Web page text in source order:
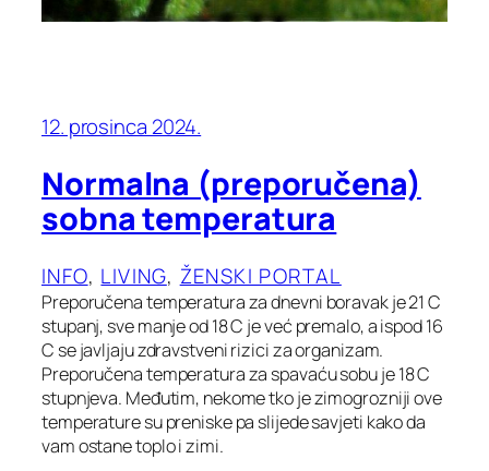
12. prosinca 2024.
Normalna (preporučena)
sobna temperatura
INFO, LIVING, ŽENSKI PORTAL
Preporučena temperatura za dnevni boravak je 21 C
stupanj, sve manje od 18 C je već premalo, a ispod 16
C se javljaju zdravstveni rizici za organizam.
Preporučena temperatura za spavaću sobu je 18 C
stupnjeva. Međutim, nekome tko je zimogrozniji ove
temperature su preniske pa slijede savjeti kako da
vam ostane toplo i zimi.